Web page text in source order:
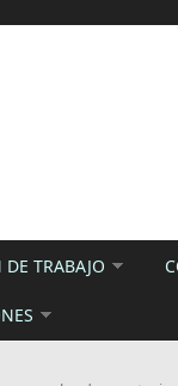
TRABAJO